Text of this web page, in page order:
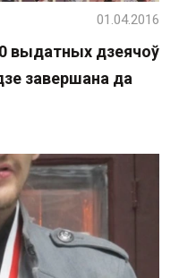
выдатных дзеячоў
завершана да
01.04.2016